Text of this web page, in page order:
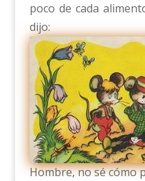
poco de cada
dijo:
Hombre, no sé cómo